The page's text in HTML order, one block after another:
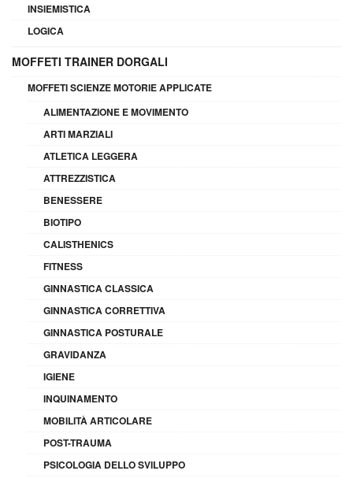
INSIEMISTICA
LOGICA
MOFFETI TRAINER DORGALI
MOFFETI SCIENZE MOTORIE APPLICATE
ALIMENTAZIONE E MOVIMENTO
ARTI MARZIALI
ATLETICA LEGGERA
ATTREZZISTICA
BENESSERE
BIOTIPO
CALISTHENICS
FITNESS
GINNASTICA CLASSICA
GINNASTICA CORRETTIVA
GINNASTICA POSTURALE
GRAVIDANZA
IGIENE
INQUINAMENTO
MOBILITÀ ARTICOLARE
POST-TRAUMA
PSICOLOGIA DELLO SVILUPPO